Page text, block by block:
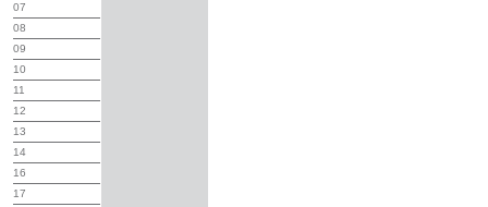
07
08
09
10
11
12
13
14
16
17